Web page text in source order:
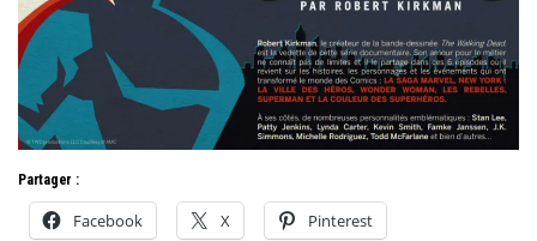
Partager :
Facebook X Pinterest